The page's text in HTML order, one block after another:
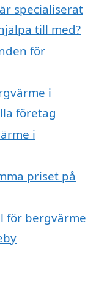
specialiserat
till med?
för
i
företag
i
priset på
för bergvärme